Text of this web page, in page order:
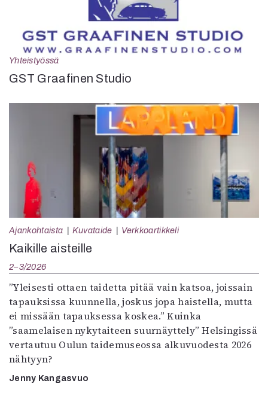
Yhteistyössä
GST Graafinen Studio
Ajankohtaista Kuvataide Verkkoartikkeli
Kaikille aisteille
2–3/2026
”Yleisesti ottaen taidetta pitää vain katsoa, joissain
tapauksissa kuunnella, joskus jopa haistella, mutta
ei missään tapauksessa koskea.” Kuinka
”saamelaisen nykytaiteen suurnäyttely” Helsingissä
vertautuu Oulun taidemuseossa alkuvuodesta 2026
nähtyyn?
Jenny Kangasvuo